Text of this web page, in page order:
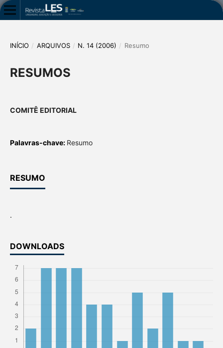
INÍCIO / ARQUIVOS / N. 14 (2006) / Resumo
RESUMOS
COMITÊ EDITORIAL
Palavras-chave: Resumo
RESUMO
.
DOWNLOADS